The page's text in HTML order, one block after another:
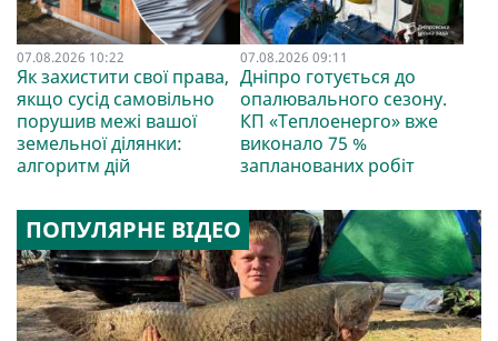
07.08.2026 10:22
Як захистити свої права,
якщо сусід самовільно
порушив межі вашої
земельної ділянки:
алгоритм дій
07.08.2026 09:11
Дніпро готується до
опалювального сезону.
КП «Теплоенерго» вже
виконало 75 %
запланованих робіт
ПОПУЛЯРНЕ ВІДЕО